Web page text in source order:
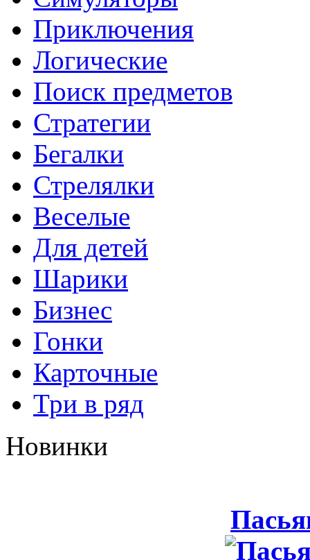
Приключения
Логические
Поиск предметов
Стратегии
Бегалки
Стрелялки
Веселые
Для детей
Шарики
Бизнес
Гонки
Карточные
Три в ряд
Новинки